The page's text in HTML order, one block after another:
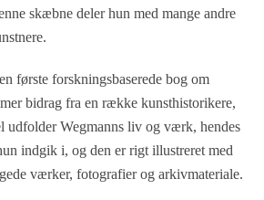
skæbne deler hun med mange andre
første forskningsbaserede bog om
bidrag fra en række kunsthistorikere,
udfolder Wegmanns liv og værk, hendes
indgik i, og den er rigt illustreret med
værker, fotografier og arkivmateriale.